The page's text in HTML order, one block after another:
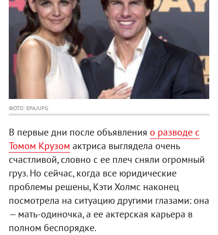
ФОТО: EPA/UPG
В первые дни после объявления о разводе с
Томом Крузом актриса выглядела очень
счастливой, словно с ее плеч сняли огромный
груз. Но сейчас, когда все юридические
проблемы решены, Кэти Холмс наконец
посмотрела на ситуацию другими глазами: она
— мать-одиночка, а ее актерская карьера в
полном беспорядке.